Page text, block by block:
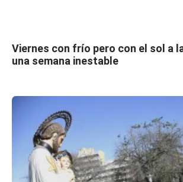
Viernes con frío pero con el sol a
una semana inestable